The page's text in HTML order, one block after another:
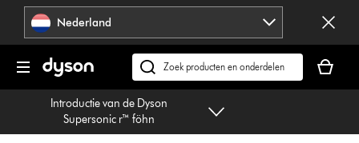
Navigatie
overslaan
Nederland
Zoek
op
dyson.nl
is
Introductie van de Dyson
Supersonic r™ föhn